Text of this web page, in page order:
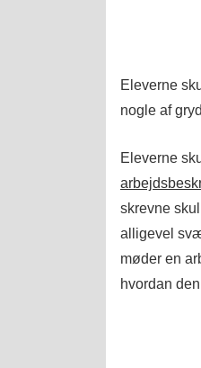
Eleverne
nogle af
Eleverne
skrevne
alligevel
møder en
hvordan